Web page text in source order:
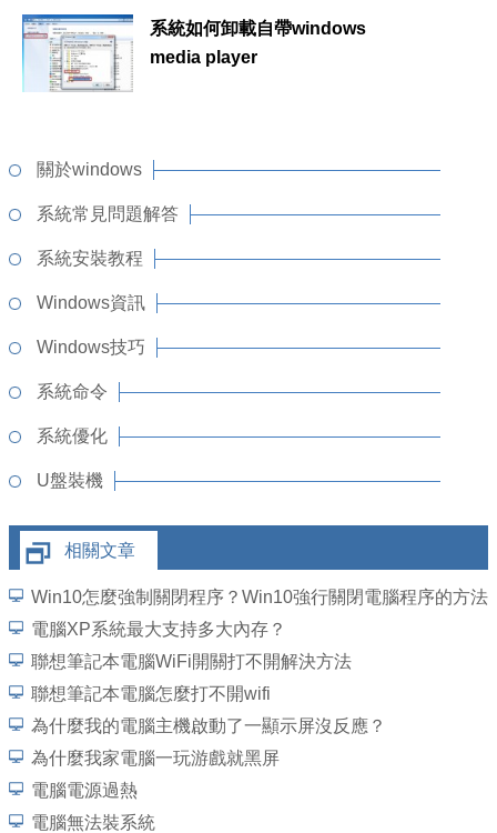
系統如何卸載自帶windows
media player
關於windows
系統常見問題解答
系統安裝教程
Windows資訊
Windows技巧
系統命令
系統優化
U盤裝機
相關文章
Win10怎麼強制關閉程序？Win10強行關閉電腦程序的方法
電腦XP系統最大支持多大內存？
聯想筆記本電腦WiFi開關打不開解決方法
聯想筆記本電腦怎麼打不開wifi
為什麼我的電腦主機啟動了一顯示屏沒反應？
為什麼我家電腦一玩游戲就黑屏
電腦電源過熱
電腦無法裝系統